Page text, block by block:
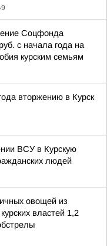
Соцфонда
с начала года на
курским семьям
вторжению в Курск
ВСУ в Курскую
людей
овощей из
властей 1,2